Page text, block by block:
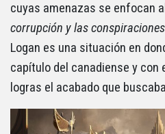
cuyas amenazas se enfocan al
corrupción y las
Logan es una situación en
capítulo del canadiense y
logras el acabado que